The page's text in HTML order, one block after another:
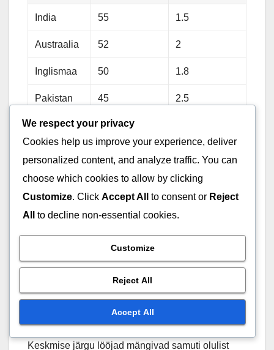
India 55 1.5
Austraalia 52 2
Inglismaa 50 1.8
Pakistan 45 2.5
Mängijate rollide mõju
võimumängude
tulemustele
Mängijate rollid mõjutavad oluliselt
kriitilise tähtsusega, kuna nad määravad mängu
tooni, olles sageli ülesandeks kiiresti skoorida,
samas kui riske minimeerida. Nende võime taluda
survet ja kasutada ära väljakureeglite piiranguid
võib viia kõrgete skooride saavutamiseni.
Keskmise järgu lööjad mängivad samuti olulist
We respect your privacy
Cookies help us improve your experience, deliver
personalized content, and analyze traffic. You can
choose which cookies to allow by clicking
Customize. Click Accept All to consent or Reject
All
to decline non-essential cookies.
Customize
Reject All
Accept All